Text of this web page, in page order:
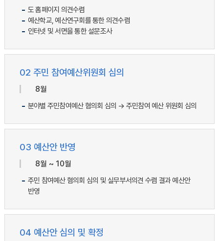
도 홈페이지 의견수렴
예산학교, 예산연구회를 통한 의견수렴
인터넷 및 서면을 통한 설문조사
02 주민 참여예산위원회 심의
8월
분야별 주민참여예산 혐의회 심의 → 주민참여 예산 위원회 심의
03 예산안 반영
8월 ~ 10월
주민 참여예산 혐의회 심의 및 실무부서의견 수렴 결과 예산안
반영
04 예산안 심의 및 확정